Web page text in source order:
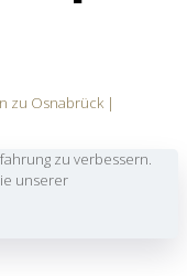
zu Osnabrück |
zu verbessern.
unserer